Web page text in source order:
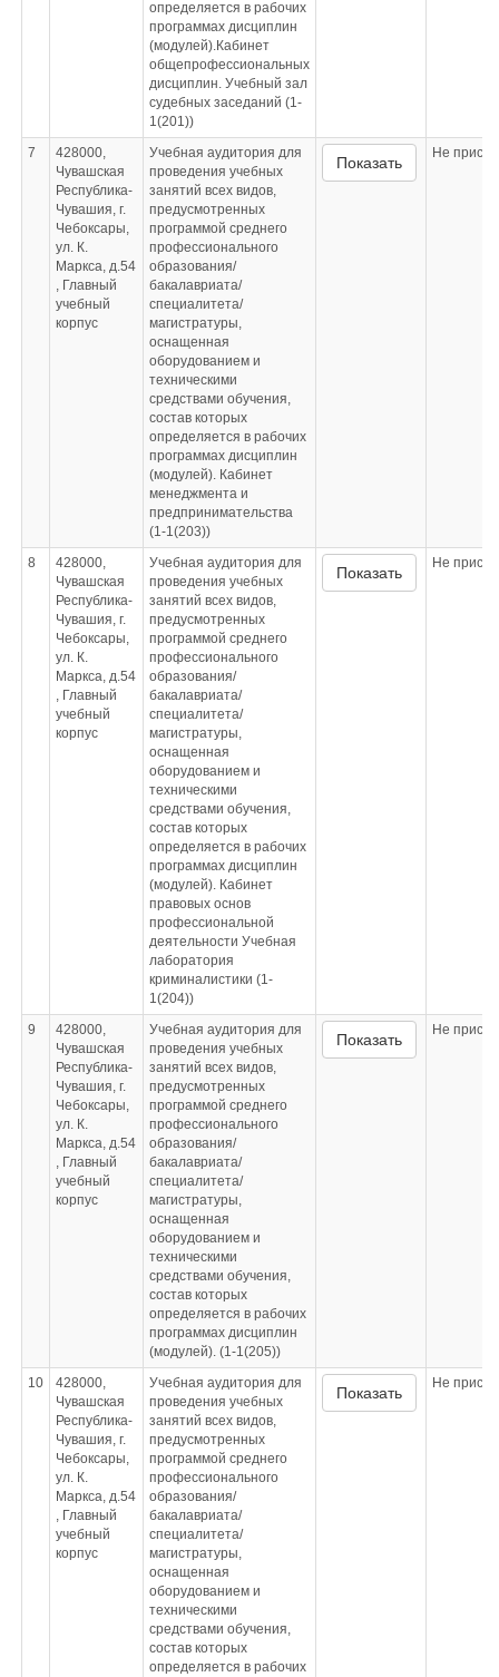
определяется в рабочих
программах дисциплин
(модулей).Кабинет
общепрофессиональных
дисциплин. Учебный зал
судебных заседаний (1-
1(201))
7
428000,
Чувашская
Республика-
Чувашия, г.
Чебоксары,
ул. К.
Маркса, д.54
, Главный
учебный
корпус
Учебная аудитория для
проведения учебных
занятий всех видов,
предусмотренных
программой среднего
профессионального
образования/
бакалавриата/
специалитета/
магистратуры,
оснащенная
оборудованием и
техническими
средствами обучения,
состав которых
определяется в рабочих
программах дисциплин
(модулей). Кабинет
менеджмента и
предпринимательства
(1-1(203))
Показать
Не
8
428000,
Чувашская
Республика-
Чувашия, г.
Чебоксары,
ул. К.
Маркса, д.54
, Главный
учебный
корпус
Учебная аудитория для
проведения учебных
занятий всех видов,
предусмотренных
программой среднего
профессионального
образования/
бакалавриата/
специалитета/
магистратуры,
оснащенная
оборудованием и
техническими
средствами обучения,
состав которых
определяется в рабочих
программах дисциплин
(модулей). Кабинет
правовых основ
профессиональной
деятельности Учебная
лаборатория
криминалистики (1-
1(204))
Показать
Не
9
428000,
Чувашская
Республика-
Чувашия, г.
Чебоксары,
ул. К.
Маркса, д.54
, Главный
учебный
корпус
Учебная аудитория для
проведения учебных
занятий всех видов,
предусмотренных
программой среднего
профессионального
образования/
бакалавриата/
специалитета/
магистратуры,
оснащенная
оборудованием и
техническими
средствами обучения,
состав которых
определяется в рабочих
программах дисциплин
(модулей). (1-1(205))
Показать
Не
10
428000,
Чувашская
Республика-
Чувашия, г.
Чебоксары,
ул. К.
Маркса, д.54
, Главный
учебный
корпус
Учебная аудитория для
проведения учебных
занятий всех видов,
предусмотренных
программой среднего
профессионального
образования/
бакалавриата/
специалитета/
магистратуры,
оснащенная
оборудованием и
техническими
средствами обучения,
состав которых
определяется в рабочих
Показать
Не